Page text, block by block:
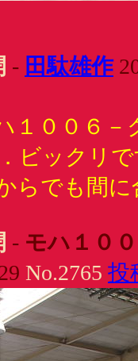
- 田駄雄作
１００６
ビックリ
らでも間
- モハ１０
No.2765 投